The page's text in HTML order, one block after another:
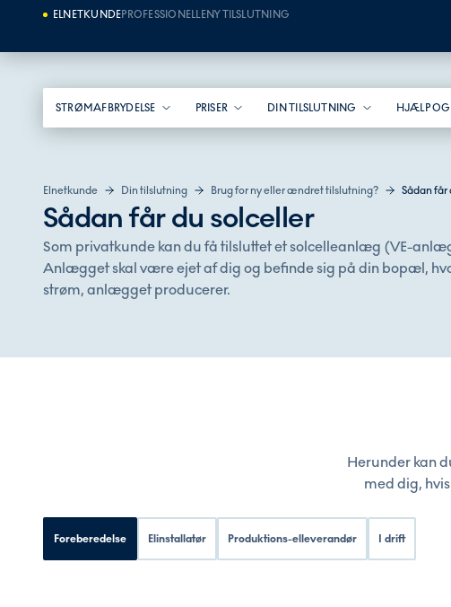
ELNETKUNDEPROFESSIONELLENY TILSLUTNING
STRØMAFBRYDELSE PRISER DIN TILSLUTNING HJÆLP
Elnetkunde Din tilslutning Brug for ny eller ændret tilslutning? Sådan får
Sådan får du solceller
Som privatkunde kan du få tilsluttet et solcelleanlæg (VE-
Anlægget skal være ejet af dig og befinde sig på din bopæl,
strøm, anlægget producerer.
Herunder kan
med dig,
Foreberedelse Elinstallatør Produktions-elleverandør I drift